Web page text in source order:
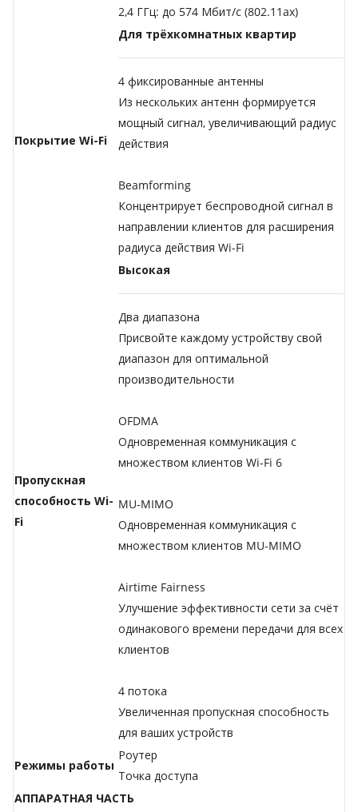
2,4 ГГц: до 574 Мбит/с (802.11ax)
Покрытие Wi-Fi
Для трёхкомнатных квартир
4 фиксированные антенны
Из нескольких антенн формируется
мощный сигнал, увеличивающий радиус
действия
Beamforming
Концентрирует беспроводной сигнал в
направлении клиентов для расширения
радиуса действия Wi-Fi
Пропускная
способность Wi-
Fi
Высокая
Два диапазона
Присвойте каждому устройству свой
диапазон для оптимальной
производительности
OFDMA
Одновременная коммуникация с
множеством клиентов Wi-Fi 6
MU-MIMO
Одновременная коммуникация с
множеством клиентов MU-MIMO
Airtime Fairness
Улучшение эффективности сети за счёт
одинакового времени передачи для всех
клиентов
4 потока
Увеличенная пропускная способность
для ваших устройств
Режимы работы
Роутер
Точка доступа
АППАРАТНАЯ ЧАСТЬ